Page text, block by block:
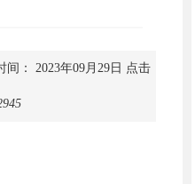
间： 2023年09月29日 点击